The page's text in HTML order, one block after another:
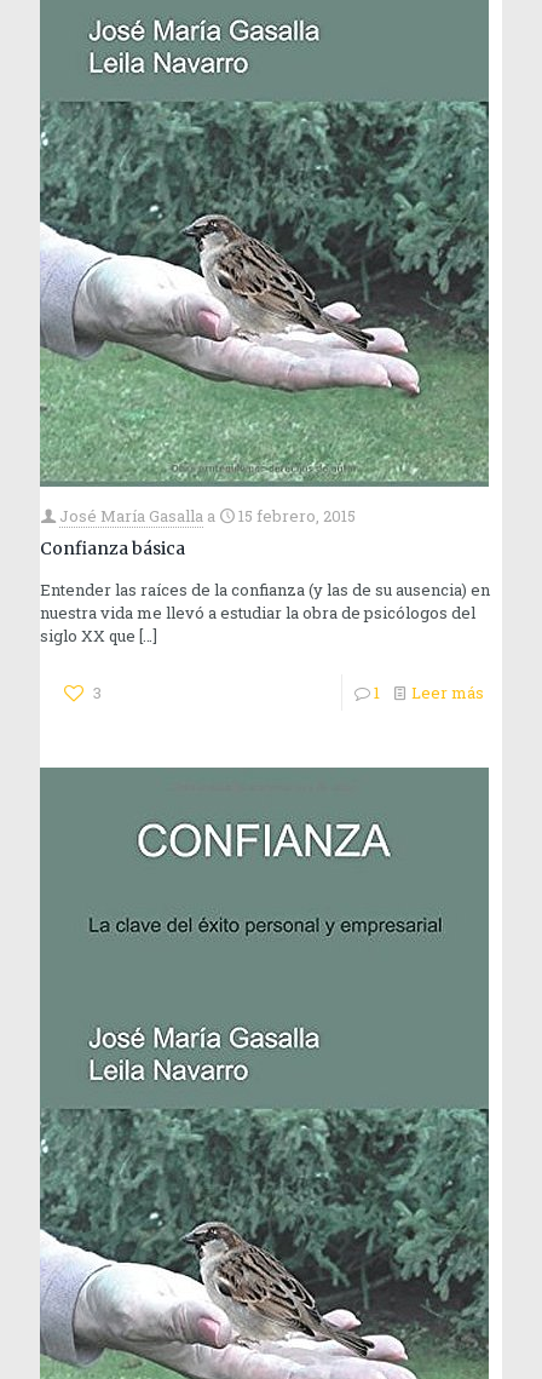
José María Gasalla a
15 febrero, 2015
Confianza básica
Entender las raíces de la confianza (y las de su ausencia) en
nuestra vida me llevó a estudiar la obra de psicólogos del
siglo XX que […]
3 1 Leer más